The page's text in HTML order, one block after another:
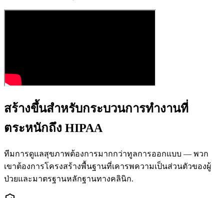
สร้างขึ้นสำหรับกระบวนการทำงานที่
ตระหนักถึง HIPAA
ทีมการดูแลสุขภาพต้องการมากกว่าทูลการออกแบบ — พวก
เขาต้องการโครงสร้างพื้นฐานที่เคารพความเป็นส่วนตัวของผู้
ป่วยและมาตรฐานหลักฐานทางคลินิก.